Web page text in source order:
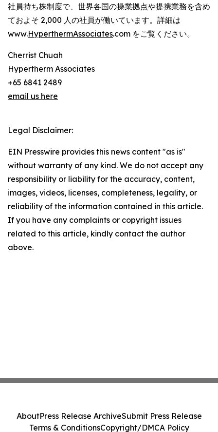
社員持ち株制度で、世界各国の操業拠点や提携業務を含め
ておよそ 2,000 人の社員が働いています。詳細は
www.HyperthermAssociates.com をご覧ください。
Cherrist Chuah
Hypertherm Associates
+65 6841 2489
email us here
Legal Disclaimer:
EIN Presswire provides this news content "as is"
without warranty of any kind. We do not accept any
responsibility or liability for the accuracy, content,
images, videos, licenses, completeness, legality, or
reliability of the information contained in this article.
If you have any complaints or copyright issues
related to this article, kindly contact the author
above.
AboutPress Release ArchiveSubmit Press Release
Terms & ConditionsCopyright/DMCA Policy